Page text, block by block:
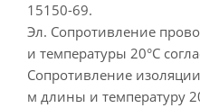
15150-69.
Эл. Сопротивление
и температуры 20°С
Сопротивление
м длины и температуру